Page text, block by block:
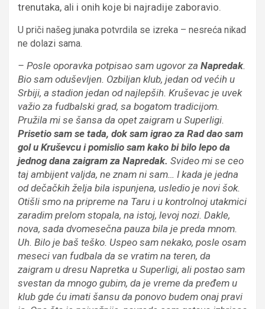
trenutaka, ali i onih koje bi najradije zaboravio.
U priči našeg junaka potvrdila se izreka – nesreća nikad
ne dolazi sama.
– Posle oporavka potpisao sam ugovor za Napredak.
Bio sam oduševljen. Ozbiljan klub, jedan od većih u
Srbiji, a stadion jedan od najlepših. Kruševac je uvek
važio za fudbalski grad, sa bogatom tradicijom.
Pružila mi se šansa da opet zaigram u Superligi.
Prisetio sam se tada, dok sam igrao za Rad dao sam
gol u Kruševcu i pomislio sam kako bi bilo lepo da
jednog dana zaigram za Napredak. Svideo mi se ceo
taj ambijent valjda, ne znam ni sam… I kada je jedna
od dečačkih želja bila ispunjena, usledio je novi šok.
Otišli smo na pripreme na Taru i u kontrolnoj utakmici
zaradim prelom stopala, na istoj, levoj nozi. Dakle,
nova, sada dvomesečna pauza bila je preda mnom.
Uh. Bilo je baš teško. Uspeo sam nekako, posle osam
meseci van fudbala da se vratim na teren, da
zaigram u dresu Napretka u Superligi, ali postao sam
svestan da mnogo gubim, da je vreme da pređem u
klub gde ću imati šansu da ponovo budem onaj pravi